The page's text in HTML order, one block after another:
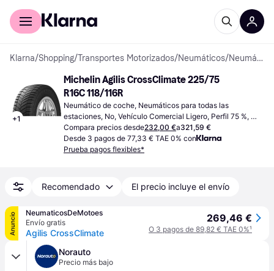
Comprar con Klarna
Klarna/Shopping/Transportes Motorizados/Neumáticos/ Neumáticos de coche
+1
Michelin Agilis CrossClimate 225/75
R16C 118/116R
Neumático de coche, Neumáticos para todas las
estaciones, No, Vehículo Comercial Ligero, Perfil 75 %,
Índice de Velocidad R (170 km/h)
Compara precios desde232,00 €a321,59 €
Desde 3 pagos de 77,33 € TAE 0% con
Prueba pagos flexibles*
Recomendado El precio incluye el envío
Anuncio
NeumaticosDeMotoes
Envío gratis
Agilis CrossClimate
269,46 €
O 3 pagos de 89,82 € TAE 0%¹
Norauto
Precio más bajo